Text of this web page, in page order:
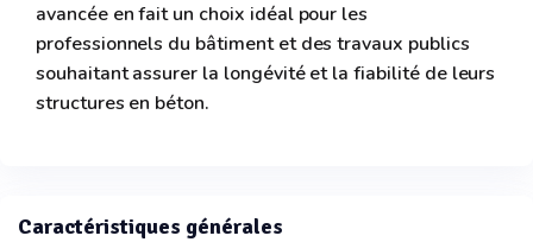
avancée en fait un choix idéal pour les
professionnels du bâtiment et des travaux publics
souhaitant assurer la longévité et la fiabilité de leurs
structures en béton.
Caractéristiques générales